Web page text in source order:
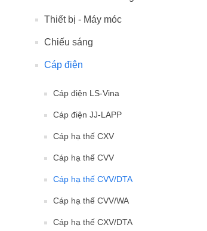
Thiết bị - Máy móc
Chiếu sáng
Cáp điện
Cáp điện LS-Vina
Cáp điện JJ-LAPP
Cáp hạ thế CXV
Cáp hạ thế CVV
Cáp hạ thế CVV/DTA
Cáp hạ thế CVV/WA
Cáp hạ thế CXV/DTA